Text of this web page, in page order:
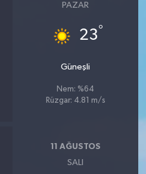
PAZAR
23°
Güneşli
Nem: %64
Rüzgar: 4.81 m/s
11 AĞUSTOS
SALI